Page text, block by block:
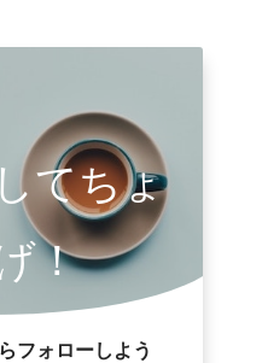
てちょ
！
フォローしよう